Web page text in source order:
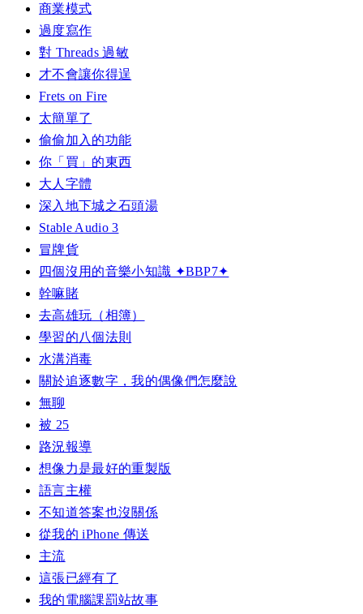
商業模式
過度寫作
對 Threads 過敏
才不會讓你得逞
Frets on Fire
太簡單了
偷偷加入的功能
你「買」的東西
大人字體
深入地下城之石頭湯
Stable Audio 3
冒牌貨
四個沒用的音樂小知識 ✦BBP7✦
幹嘛賭
去高雄玩（相簿）
學習的八個法則
水溝消毒
關於追逐數字，我的偶像們怎麼說
無聊
被 25
路況報導
想像力是最好的重製版
語言主權
不知道答案也沒關係
從我的 iPhone 傳送
主流
這張已經有了
我的電腦課罰站故事